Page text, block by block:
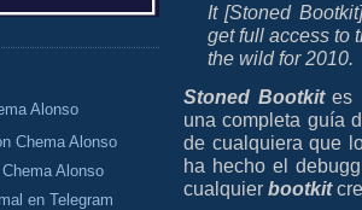
Alonso
Chema Alonso
Alonso
en Telegram
It [Stoned
get full access to
the wild for 2010.
Stoned Bootkites
una completa guía
de cualquiera que
ha hecho el
cualquier bootkit